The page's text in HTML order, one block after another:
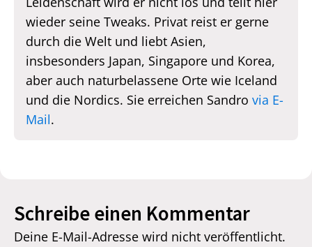
wieder seine Tweaks. Privat reist er gerne
durch die Welt und liebt Asien,
insbesonders Japan, Singapore und Korea,
aber auch naturbelassene Orte wie Iceland
und die Nordics. Sie erreichen Sandro via E-
Mail.
Schreibe einen Kommentar
Deine E-Mail-Adresse wird nicht veröffentlicht.